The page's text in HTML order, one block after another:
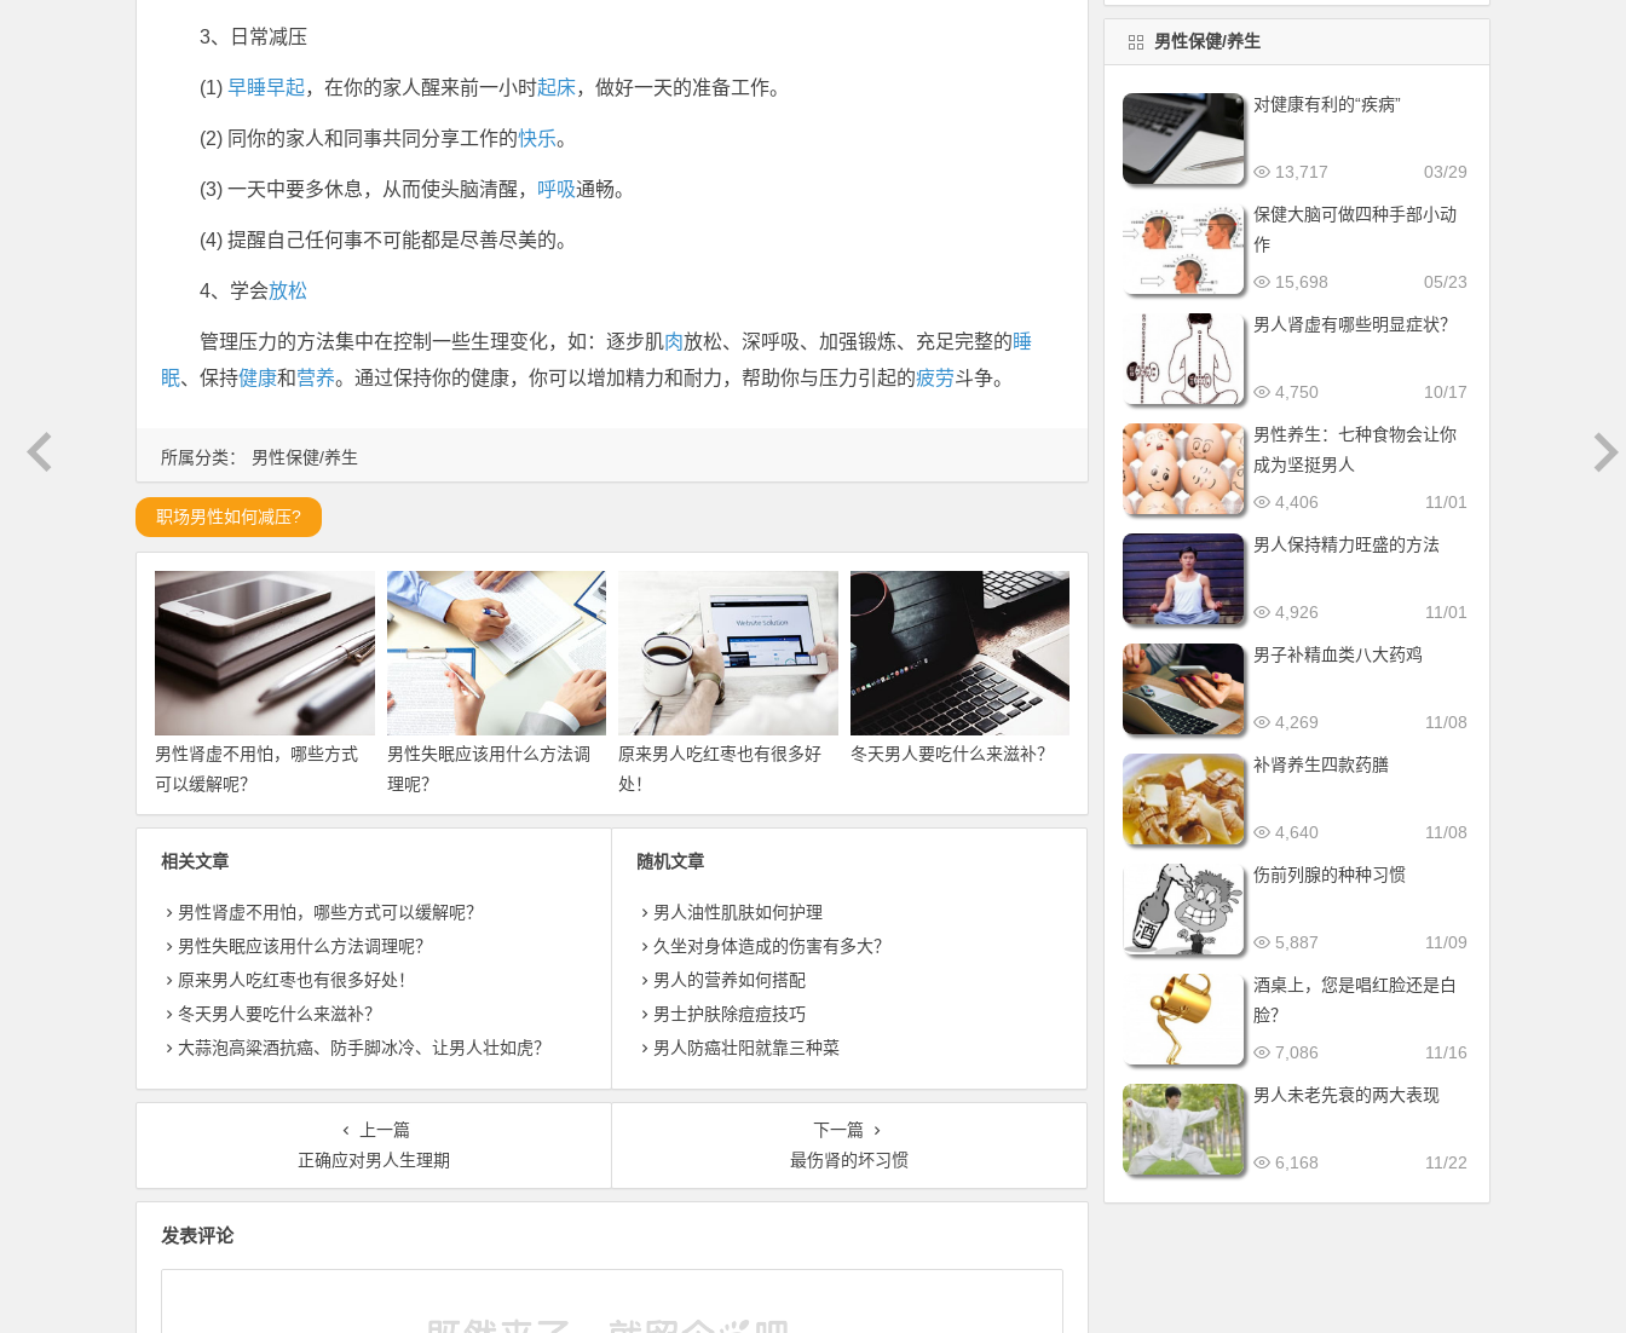
所属分类： 男性保健/养生
3、日常减压
(1) 早睡早起，在你的家人醒来前一小时起床，做好一天的准备工作。
(2) 同你的家人和同事共同分享工作的快乐。
(3) 一天中要多休息，从而使头脑清醒， 呼吸通畅。
(4) 提醒自己任何事不可能都是尽善尽美的。
4、学会放松
管理压力的方法集中在控制一些生理变化，如：逐步肌肉放松、深呼吸、加强锻炼、充足完整的睡
眠、保持健康和营养。通过保持你的健康，你可以增加精力和耐力，帮助你与压力引起的疲劳斗争。
职场男性如何减压?
男性肾虚不用怕，哪些方式
可以缓解呢？
男性失眠应该用什么方法调
理呢？
原来男人吃红枣也有很多好
处！
冬天男人要吃什么来滋补？
相关文章
男性肾虚不用怕，哪些方式可以缓解呢？
男性失眠应该用什么方法调理呢？
原来男人吃红枣也有很多好处！
冬天男人要吃什么来滋补？
大蒜泡高粱酒抗癌、防手脚冰冷、让男人壮如虎？
随机文章
男人油性肌肤如何护理
久坐对身体造成的伤害有多大？
男人的营养如何搭配
男士护肤除痘痘技巧
男人防癌壮阳就靠三种菜
上一篇
正确应对男人生理期
下一篇
最伤肾的坏习惯
发表评论
男性保健/养生
对健康有利的“疾病”
03/29
13,717
保健大脑可做四种手部小动
作
05/23
15,698
男人肾虚有哪些明显症状？
10/17
4,750
男性养生：七种食物会让你
成为坚挺男人
11/01
4,406
男人保持精力旺盛的方法
11/01
4,926
男子补精血类八大药鸡
11/08
4,269
补肾养生四款药膳
11/08
4,640
伤前列腺的种种习惯
11/09
5,887
酒桌上，您是唱红脸还是白
脸？
11/16
7,086
男人未老先衰的两大表现
11/22
6,168